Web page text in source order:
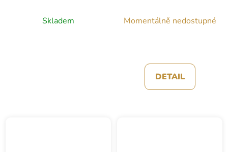
Skladem
Momentálně nedostupné
DETAIL